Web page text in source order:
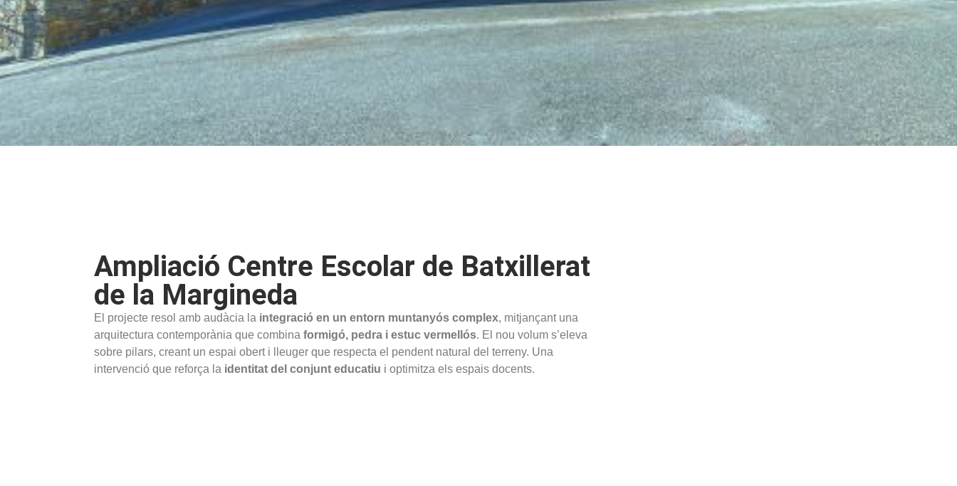
Ampliació Centre Escolar de Batxillerat
de la Margineda
El projecte resol amb audàcia la integració en un entorn muntanyós complex, mitjançant una
arquitectura contemporània que combina formigó, pedra i estuc vermellós. El nou volum s’eleva
sobre pilars, creant un espai obert i lleuger que respecta el pendent natural del terreny. Una
intervenció que reforça la identitat del conjunt educatiu i optimitza els espais docents.